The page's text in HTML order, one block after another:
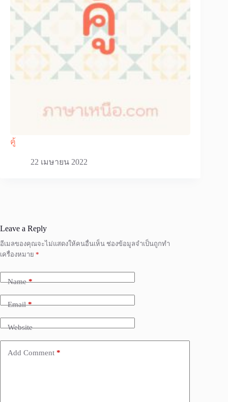
คู้
22 เมษายน 2022
Leave a Reply
อีเมลของคุณจะไม่แสดงให้คนอื่นเห็น ช่องข้อมูลจำเป็นถูกทำ
เครื่องหมาย *
Name*
Email*
Website
Add Comment *